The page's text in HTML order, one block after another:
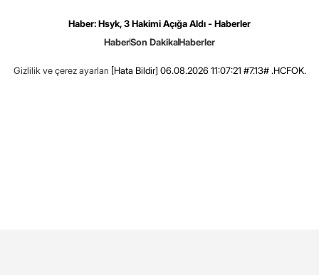
Haber: Hsyk, 3 Hakimi Açığa Aldı - Haberler
HaberSon DakikaHaberler
Gizlilik ve çerez ayarları [Hata Bildir] 06.08.2026 11:07:21 #7.13# .HCFOK.